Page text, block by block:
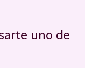
uno de